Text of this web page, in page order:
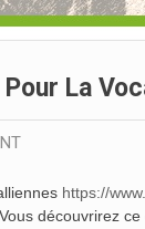
La
https://
découvrirez